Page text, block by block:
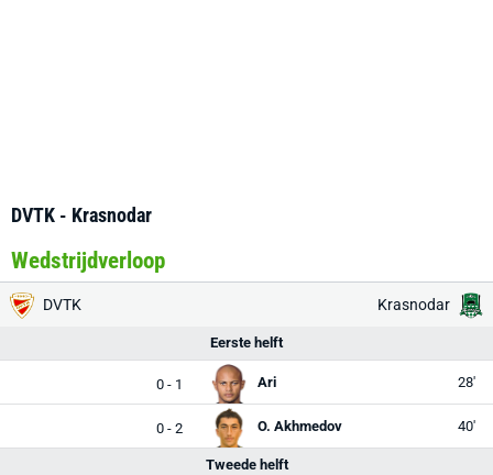
DVTK - Krasnodar
Wedstrijdverloop
DVTK Krasnodar
Eerste helft
0 - 1 Ari 28'
0 - 2 O. Akhmedov 40'
Tweede helft